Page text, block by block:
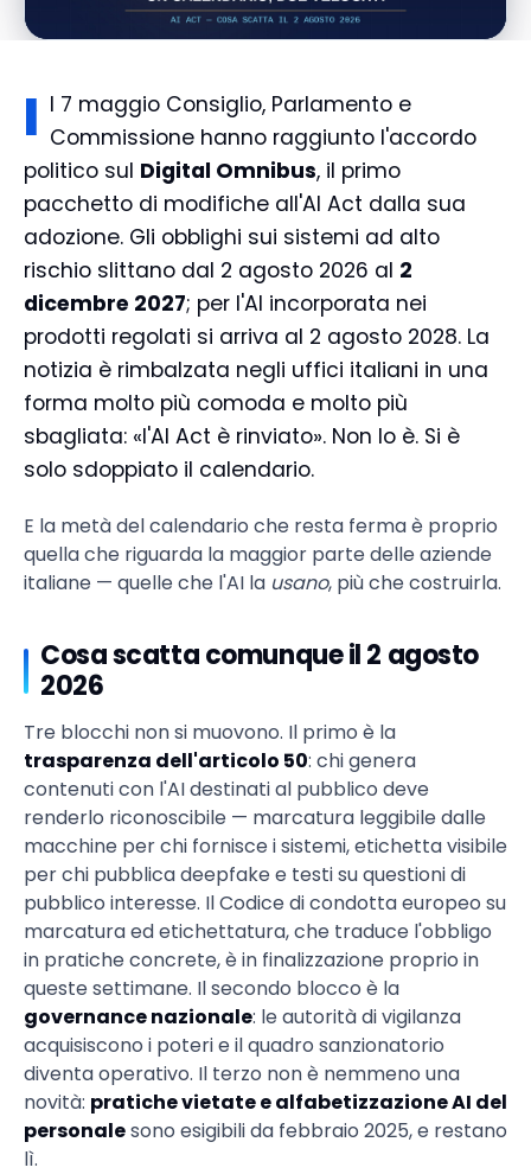
I l 7 maggio Consiglio, Parlamento e
Commissione hanno raggiunto l'accordo
politico sul Digital Omnibus, il primo
pacchetto di modifiche all'AI Act dalla sua
adozione. Gli obblighi sui sistemi ad alto
rischio slittano dal 2 agosto 2026 al 2
dicembre 2027; per l'AI incorporata nei
prodotti regolati si arriva al 2 agosto 2028. La
notizia è rimbalzata negli uffici italiani in una
forma molto più comoda e molto più
sbagliata: «l'AI Act è rinviato». Non lo è. Si è
solo sdoppiato il calendario.
E la metà del calendario che resta ferma è proprio
quella che riguarda la maggior parte delle aziende
italiane — quelle che l'AI la usano, più che costruirla.
Cosa scatta comunque il 2 agosto
2026
Tre blocchi non si muovono. Il primo è la
trasparenza dell'articolo 50: chi genera
contenuti con l'AI destinati al pubblico deve
renderlo riconoscibile — marcatura leggibile dalle
macchine per chi fornisce i sistemi, etichetta visibile
per chi pubblica deepfake e testi su questioni di
pubblico interesse. Il Codice di condotta europeo su
marcatura ed etichettatura, che traduce l'obbligo
in pratiche concrete, è in finalizzazione proprio in
queste settimane. Il secondo blocco è la
governance nazionale: le autorità di vigilanza
acquisiscono i poteri e il quadro sanzionatorio
diventa operativo. Il terzo non è nemmeno una
novità: pratiche vietate e alfabetizzazione AI del
personalesono esigibili da febbraio 2025, e restano
lì.